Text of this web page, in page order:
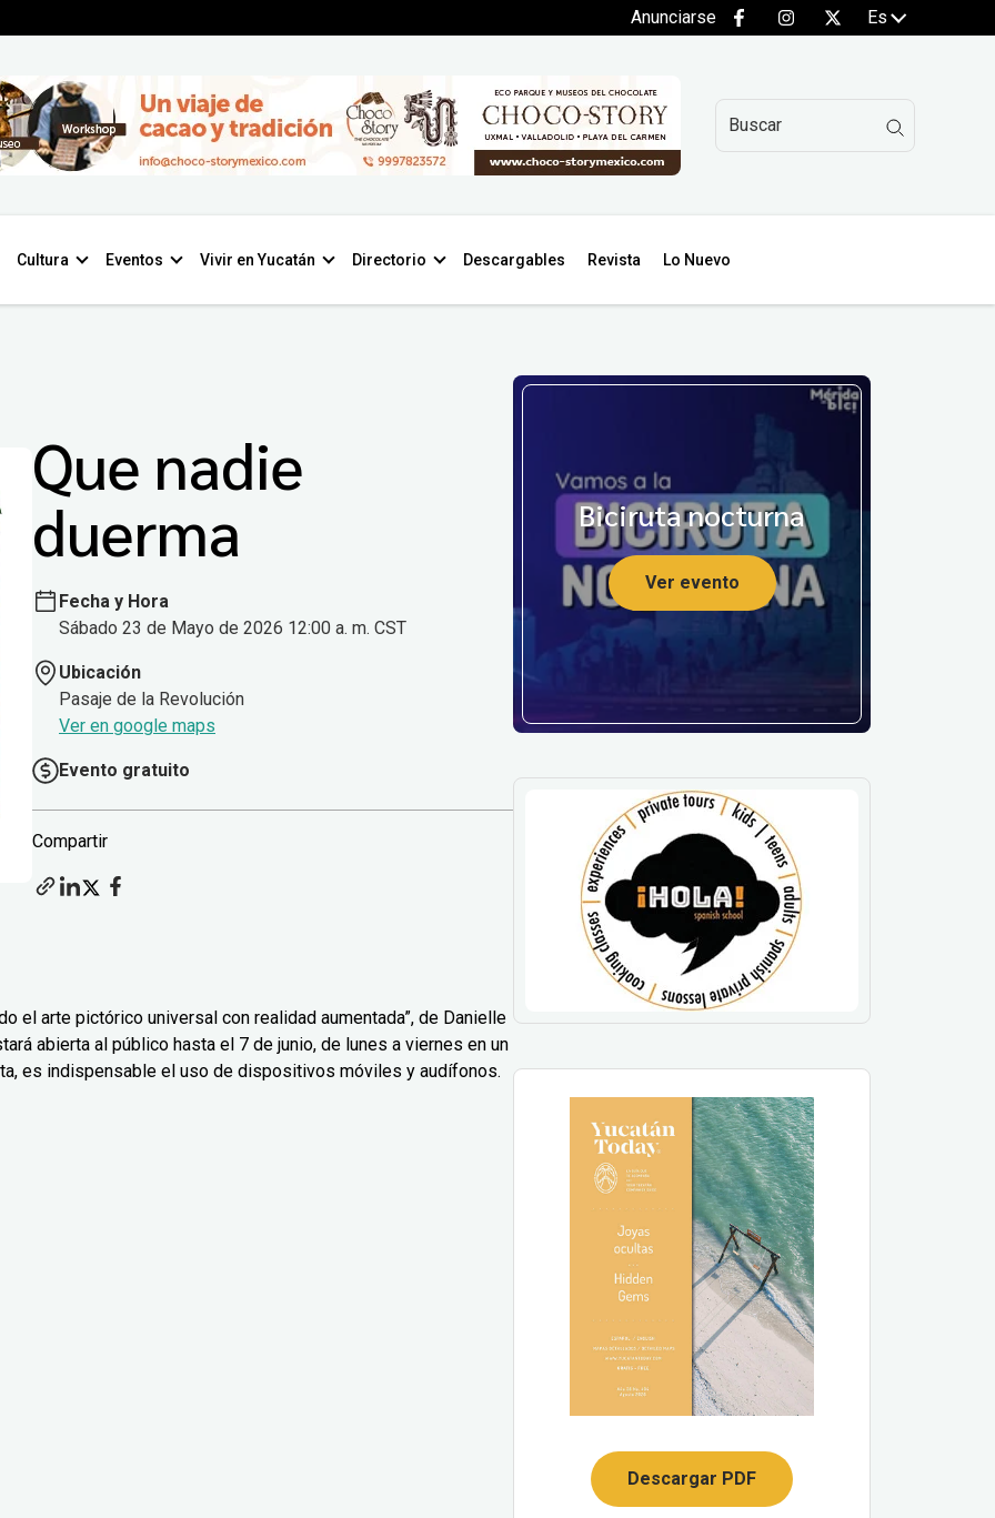
Anunciarse Es
Cultura Eventos Vivir en Yucatán Directorio Descargables Revista Lo Nuevo
Que nadie
duerma
Fecha y Hora
Sábado 23 de Mayo de 2026 12:00 a. m. CST
Ubicación
Pasaje de la Revolución
Ver en google maps
Evento gratuito
Compartir
el arte pictórico universal con realidad aumentada”, de Danielle
abierta al público hasta el 7 de junio, de lunes a viernes en un
es indispensable el uso de dispositivos móviles y audífonos.
Biciruta nocturna
Ver evento
Descargar PDF